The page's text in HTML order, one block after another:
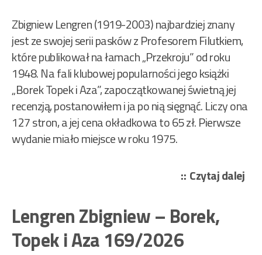
Zbigniew Lengren (1919-2003) najbardziej znany
jest ze swojej serii pasków z Profesorem Filutkiem,
które publikował na łamach „Przekroju” od roku
1948. Na fali klubowej popularności jego książki
„Borek Topek i Aza”, zapoczątkowanej świetną jej
recenzją, postanowiłem i ja po nią sięgnąć. Liczy ona
127 stron, a jej cena okładkowa to 65 zł. Pierwsze
wydanie miało miejsce w roku 1975.
Czytaj dalej
Lengren Zbigniew – Borek,
Topek i Aza 169/2026